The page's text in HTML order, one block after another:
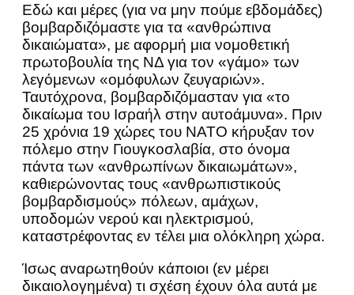
Εδώ και μέρες (για να μην πούμε εβδομάδες)
βομβαρδιζόμαστε για τα «ανθρώπινα
δικαιώματα», με αφορμή μια νομοθετική
πρωτοβουλία της ΝΔ για τον «γάμο» των
λεγόμενων «ομόφυλων ζευγαριών».
Ταυτόχρονα, βομβαρδιζόμασταν για «το
δικαίωμα του Ισραήλ στην αυτοάμυνα». Πριν
25 χρόνια 19 χώρες του ΝΑΤΟ κήρυξαν τον
πόλεμο στην Γιουγκοσλαβία, στο όνομα
πάντα των «ανθρωπίνων δικαιωμάτων»,
καθιερώνοντας τους «ανθρωπιστικούς
βομβαρδισμούς» πόλεων, αμάχων,
υποδομών νερού και ηλεκτρισμού,
καταστρέφοντας εν τέλει μια ολόκληρη χώρα.
Ίσως αναρωτηθούν κάποιοι (εν μέρει
δικαιολογημένα) τι σχέση έχουν όλα αυτά με